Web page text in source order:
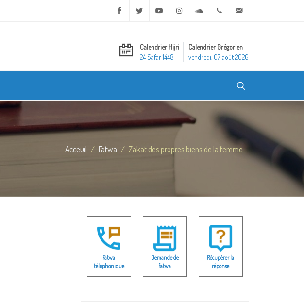
Facebook Twitter Youtube Instagram Soundcloud+20 2 25970400
Calendrier Hijri
24 Safar 1448
Calendrier Grégorien
vendredi, 07 août 2026
Acceuil Fatwa Zakat des propres biens de la femme...
Fatwa
téléphonique
Demande de
fatwa
Récupérer la
réponse